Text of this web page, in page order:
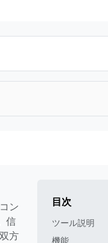
ン
信
方
目次
ツール説明
機能